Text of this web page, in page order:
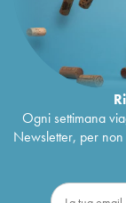
Ogni settimana
Newsletter, per